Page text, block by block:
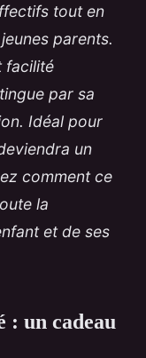
tout en
parents.
facilité
par sa
Idéal pour
un
comment ce
la
et de ses
: un cadeau